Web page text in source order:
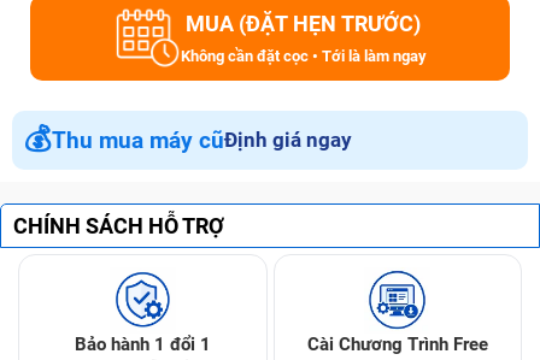
MUA (ĐẶT HẸN TRƯỚC)
Không cần đặt cọc • Tới là làm ngay
💰Thu mua máy cũĐịnh giá ngay
CHÍNH SÁCH HỖ TRỢ
Bảo hành 1 đổi 1 Cài Chương Trình Free